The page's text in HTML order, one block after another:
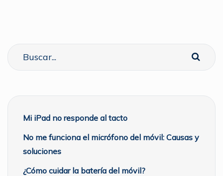
Mi iPad no responde al tacto
No me funciona el micrófono del móvil: Causas y
soluciones
¿Cómo cuidar la batería del móvil?